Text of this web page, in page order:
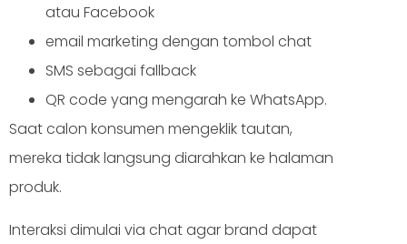
atau Facebook
email marketing dengan tombol chat
SMS sebagai fallback
QR code yang mengarah ke WhatsApp.
Saat calon konsumen mengeklik tautan,
mereka tidak langsung diarahkan ke halaman
produk.
Interaksi dimulai via chat agar brand dapat